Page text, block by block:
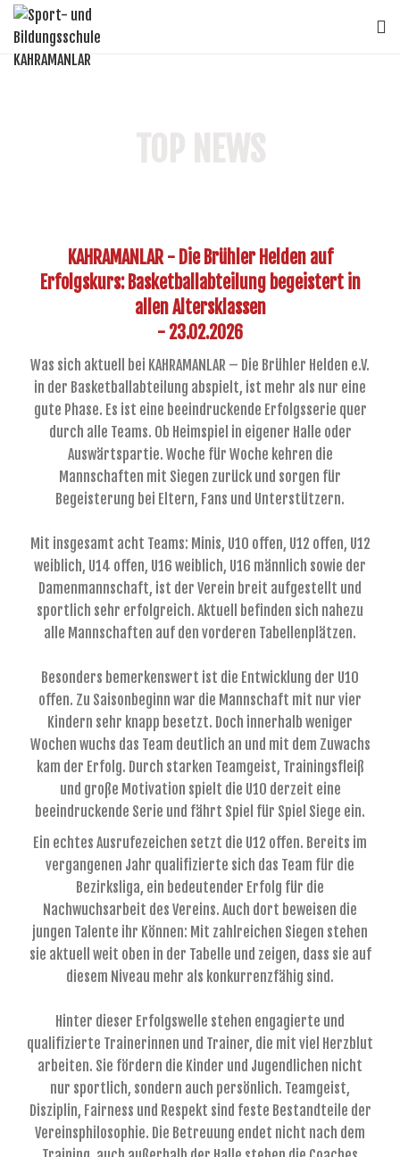
TOP NEWS
KAHRAMANLAR - Die Brühler Helden auf
Erfolgskurs: Basketballabteilung begeistert in
allen Altersklassen
- 23.02.2026
Was sich aktuell bei KAHRAMANLAR – Die Brühler Helden e.V.
in der Basketballabteilung abspielt, ist mehr als nur eine
gute Phase. Es ist eine beeindruckende Erfolgsserie quer
durch alle Teams. Ob Heimspiel in eigener Halle oder
Auswärtspartie. Woche für Woche kehren die
Mannschaften mit Siegen zurück und sorgen für
Begeisterung bei Eltern, Fans und Unterstützern.
Mit insgesamt acht Teams: Minis, U10 offen, U12 offen, U12
weiblich, U14 offen, U16 weiblich, U16 männlich sowie der
Damenmannschaft, ist der Verein breit aufgestellt und
sportlich sehr erfolgreich. Aktuell befinden sich nahezu
alle Mannschaften auf den vorderen Tabellenplätzen.
Besonders bemerkenswert ist die Entwicklung der U10
offen. Zu Saisonbeginn war die Mannschaft mit nur vier
Kindern sehr knapp besetzt. Doch innerhalb weniger
Wochen wuchs das Team deutlich an und mit dem Zuwachs
kam der Erfolg. Durch starken Teamgeist, Trainingsfleiß
und große Motivation spielt die U10 derzeit eine
beeindruckende Serie und fährt Spiel für Spiel Siege ein.
Ein echtes Ausrufezeichen setzt die U12 offen. Bereits im
vergangenen Jahr qualifizierte sich das Team für die
Bezirksliga, ein bedeutender Erfolg für die
Nachwuchsarbeit des Vereins. Auch dort beweisen die
jungen Talente ihr Können: Mit zahlreichen Siegen stehen
sie aktuell weit oben in der Tabelle und zeigen, dass sie auf
diesem Niveau mehr als konkurrenzfähig sind.
Hinter dieser Erfolgswelle stehen engagierte und
qualifizierte Trainerinnen und Trainer, die mit viel Herzblut
arbeiten. Sie fördern die Kinder und Jugendlichen nicht
nur sportlich, sondern auch persönlich. Teamgeist,
Disziplin, Fairness und Respekt sind feste Bestandteile der
Vereinsphilosophie. Die Betreuung endet nicht nach dem